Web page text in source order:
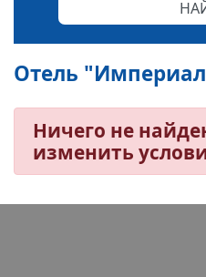
Отель
Ничего не
изменить